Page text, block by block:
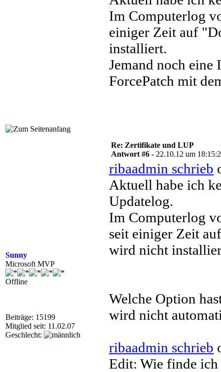
Im Computerlog
einiger Zeit auf
installiert.
Jemand noch eine
ForcePatch mit
Sunny
Microsoft MVP
Offline
Beiträge: 15199
Mitglied seit: 11.02.07
Geschlecht:
Re: Zertifikate und LUP
Antwort #6 - 22.10.12 um
ribaadmin schrieb
Aktuell habe ich
Updatelog.
Im Computerlog
seit einiger Zeit
wird nicht
Welche Option
wird nicht
ribaadmin schrieb
Edit: Wie finde ich